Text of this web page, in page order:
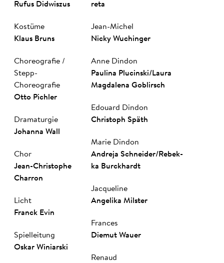
Ru­fus Did­wis­zus
Kostüme
Klaus Bruns
Choreografie /
Stepp-
Choreografie
Ot­to Pich­ler
Dramaturgie
Jo­han­na Wall
Chor
Jean-Chris­tophe
Char­ron
Licht
Franck Evin
Spielleitung
Oskar Winiarski
reta
Jean-Michel
Nicky Wuch­inger
Anne Dindon
Pau­li­na Plu­cin­ski/Laura
Magdalena Goblirsch
Edouard Dindon
Chris­toph Späth
Marie Dindon
An­dre­ja Schnei­der/Re­bek­
ka Burck­hardt
Jacqueline
Angelika Milster
Frances
Die­mut Wau­er
Renaud